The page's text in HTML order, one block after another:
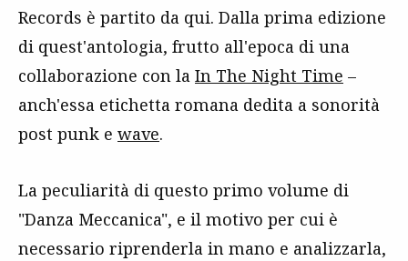
Records è partito da qui. Dalla prima edizione
di quest'antologia, frutto all'epoca di una
collaborazione con la In The Night Time –
anch'essa etichetta romana dedita a sonorità
post punk e wave.
La peculiarità di questo primo volume di
"Danza Meccanica", e il motivo per cui è
necessario riprenderla in mano e analizzarla,